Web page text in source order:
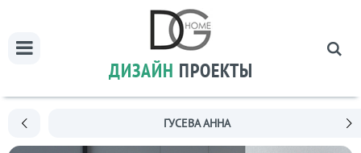
ДИЗАЙН ПРОЕКТЫ
ГУСЕВА АННА